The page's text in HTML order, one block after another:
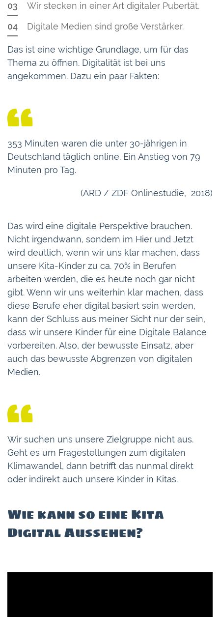
Wir stecken in einer Art digitaler Pubertät.
Digitale Medien sind große Verstärker.
Das ist eine wichtige Grundlage, um für das
Thema zu öffnen. Digitalität ist bei uns
angekommen. Dazu ein paar Fakten:
353 Minuten waren die unter 30-jährigen in
Deutschland täglich online. Ein Anstieg von 79
Minuten pro Tag.
(ARD / ZDF Onlinestudie, 2018)
Das wird eine digitale Perspektive brauchen.
Nicht irgendwann, sondern im Hier und Jetzt
wird deutlich, wenn wir uns klar machen, dass
unsere Kita-Kinder zu ca. 70% in Berufen
arbeiten werden, die es heute noch gar nicht
gibt. Wenn wir uns weiterhin klar machen, dass
diese Berufe eher digital basiert sein werden,
kann der Schluss aus meiner Sicht nur der sein,
dass wir unsere Kinder für eine Digitale Balance
vorbereiten. Also, der bewusste Einsatz, aber
auch das bewusste Abgrenzen von digitalen
Medien.
Wir suchen uns unsere Zielgruppe nicht aus.
Geht es um Fragestellungen zum digitalen
Klimawandel, dann betrifft das nunmal direkt
oder indirekt auch unsere Kinder in Kitas.
Wie kann so eine Kita
Digital Aussehen?